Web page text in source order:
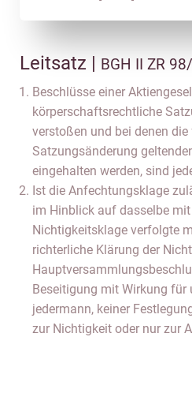
Leitsatz | BGH II ZR
Beschlüsse einer
körperschaftsrechtliche
verstoßen und bei denen die
Satzungsänderung
eingehalten werden, sind
Ist die Anfechtungsklage
im Hinblick auf dasselbe
Nichtigkeitsklage verfolgte
richterliche Klärung der
Beseitigung mit Wirkung für
jedermann, keiner
zur Nichtigkeit oder nur zur